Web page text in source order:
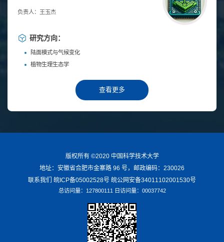
负责人：王玉杰
研究方向：
陆面模式与气候变化
植物生理生态学
查看更多
版权所有 ©2020 中国科学技术大学
地址：安徽省合肥市金寨路 96 号，邮政编码：230026
联系我们 皖ICP备05002528号 皖公网安备34011102001530号
总访问量： 127800111 日访问量： 00037742